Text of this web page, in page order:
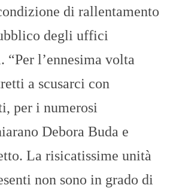
di rallentamento
degli uffici
l’ennesima volta
a scusarci con
per i numerosi
Debora Buda e
La risicatissime unità
non sono in grado di